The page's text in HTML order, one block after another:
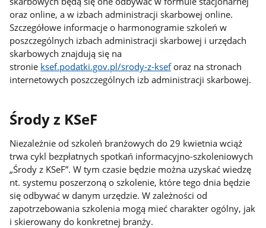
oraz online, a w izbach administracji skarbowej online.
Szczegółowe informacje o harmonogramie szkoleń w
poszczególnych izbach administracji skarbowej i urzędach
skarbowych znajdują się na
stronie ksef.podatki.gov.pl/srody-z-kseforaz na stronach
internetowych poszczególnych izb administracji skarbowej.
Środy z KSeF
Niezależnie od szkoleń branżowych do 29 kwietnia wciąż
trwa cykl bezpłatnych spotkań informacyjno-szkoleniowych
„Środy z KSeF”. W tym czasie będzie można uzyskać wiedzę
nt. systemu poszerzoną o szkolenie, które tego dnia będzie
się odbywać w danym urzędzie. W zależności od
zapotrzebowania szkolenia mogą mieć charakter ogólny, jak
i skierowany do konkretnej branży.